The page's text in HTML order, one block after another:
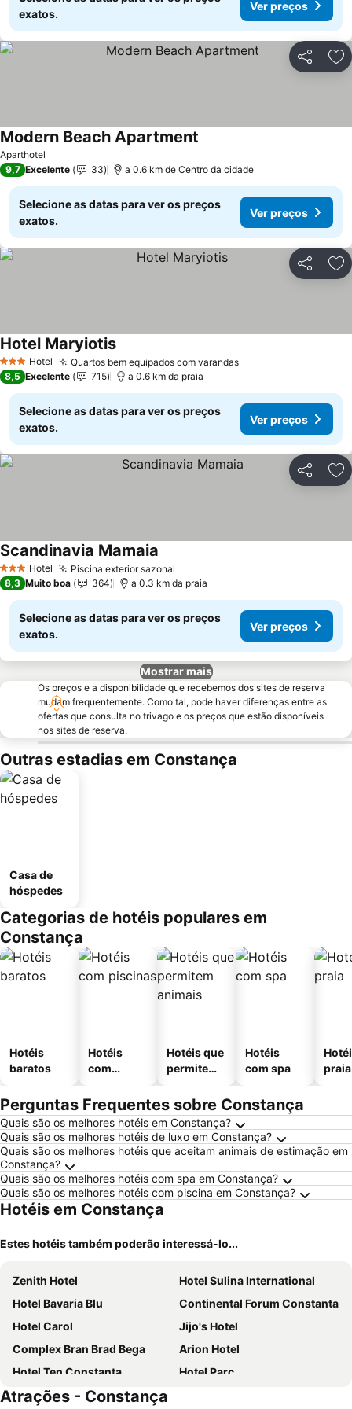
exatos.
Ver preços
Partilhar
Aparthotel
Modern Beach Apartment
9,7 Excelente 33 a 0.6 km de Centro da cidade
Selecione as datas para ver os preços
exatos.
Ver preços
Partilhar
3 EstrelasHotel Quartos bem equipados com varandasVer preços
Hotel MaryiotisVer preços
8,5 Excelente 715 a 0.6 km da praia
Selecione as datas para ver os preços
exatos.
Ver preços
Partilhar
3 EstrelasHotel Piscina exterior sazonal
Scandinavia Mamaia
8,3 Muito boa 364 a 0.3 km da praia
Selecione as datas para ver os preços
exatos.
Ver preços
Mostrar mais
Os preços e a disponibilidade que recebemos dos sites de reserva
mudam frequentemente. Como tal, pode haver diferenças entre as
ofertas que consulta no trivago e os preços que estão disponíveis
nos sites de reserva.
Outras estadias em Constança
Casa de
hóspedes
Categorias de hotéis populares em
Constança
Hotéis
baratos
Hotéis
com
Hotéis que
permitem
Hotéis
com spa
praia
Perguntas Frequentes sobre Constança
Quais são os melhores hotéis em Constança?
Quais são os melhores hotéis de luxo em Constança?
Quais são os melhores hotéis que aceitam animais de estimação em
Constança?
Quais são os melhores hotéis com spa em Constança?
Quais são os melhores hotéis com piscina em Constança?
Hotéis em Constança
Estes hotéis também poderão interessá-lo...
Zenith Hotel
Hotel Sulina International
Hotel Bavaria Blu
Continental Forum Constanta
Hotel Carol
Jijo's Hotel
Complex Bran Brad Bega
Arion Hotel
Hotel Ten Constanta
Hotel Parc
Hotel Delfin
Atrações - Constança